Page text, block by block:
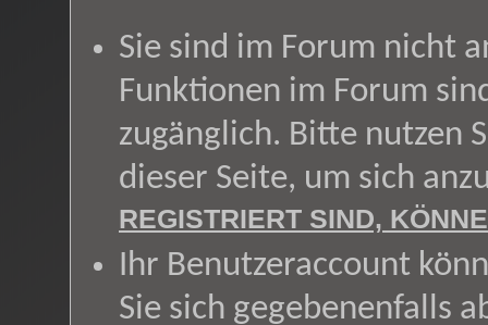
Sie sind im Forum nicht
Funktionen im Forum
zugänglich. Bitte nutzen
dieser Seite, um sich
REGISTRIERT SIND,
Ihr Benutzeraccount
Sie sich gegebenenfalls